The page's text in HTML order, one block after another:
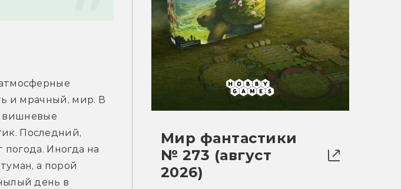
и мрачный, мир. В
вишневые
Последний,
погода. Иногда на
а порой
день в
Мир фантастики
№ 273 (август
2026)